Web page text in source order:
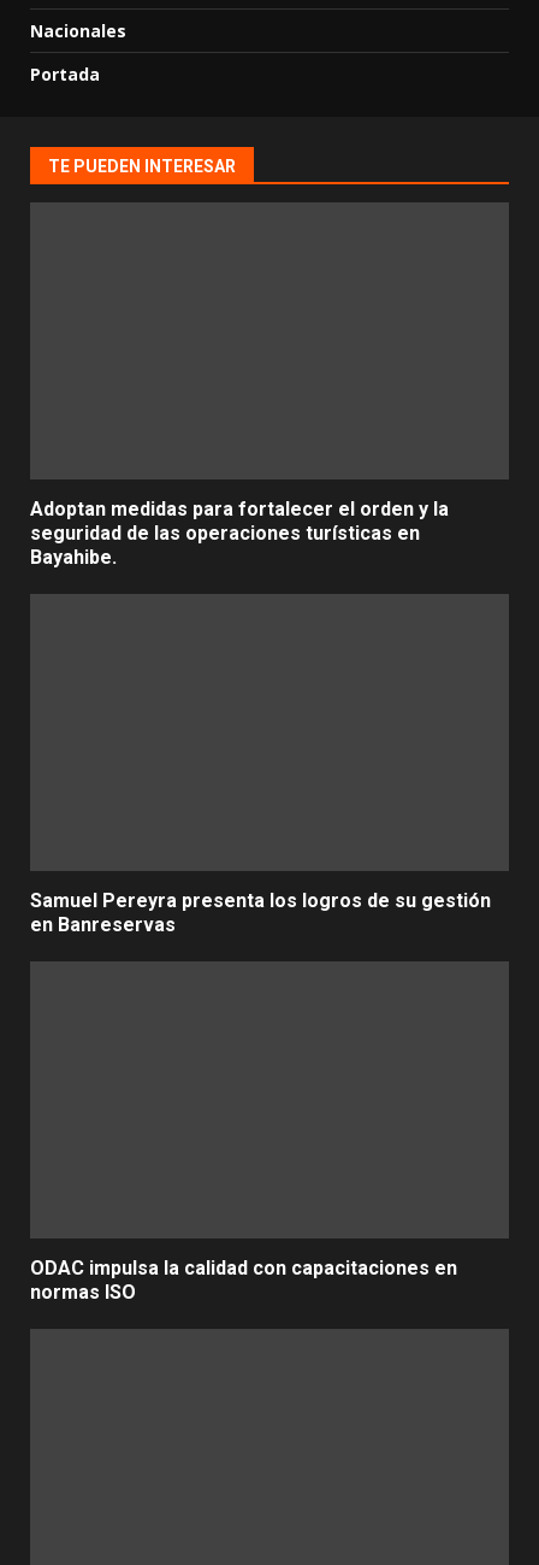
Nacionales
Portada
TE PUEDEN INTERESAR
Adoptan medidas para fortalecer el orden y la
seguridad de las operaciones turísticas en
Bayahibe.
Samuel Pereyra presenta los logros de su gestión
en Banreservas
ODAC impulsa la calidad con capacitaciones en
normas ISO